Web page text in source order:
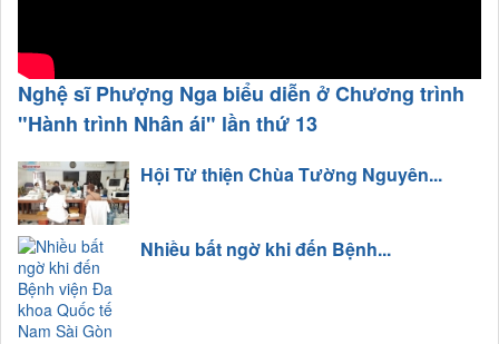
Nghệ sĩ Phượng Nga biểu diễn ở Chương trình
"Hành trình Nhân ái" lần thứ 13
Hội Từ thiện Chùa Tường Nguyên...
Nhiều bất ngờ khi đến Bệnh...